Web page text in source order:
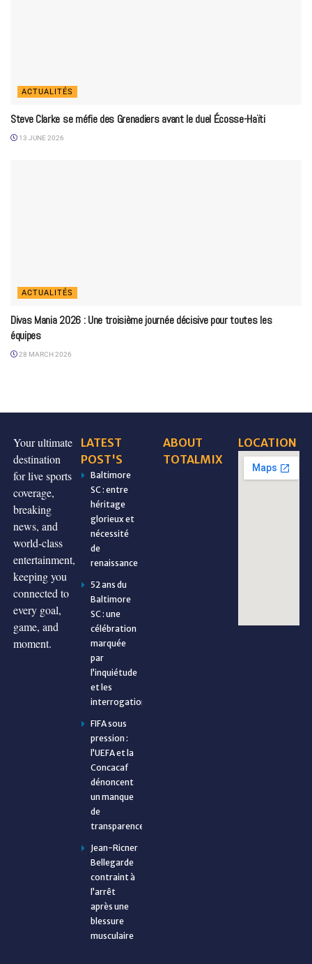
ACTUALITÉS
Steve Clarke se méfie des Grenadiers avant le duel Écosse-Haïti
13 JUNE 2026
ACTUALITÉS
Divas Mania 2026 : Une troisième journée décisive pour toutes les
équipes
28 MARCH 2026
Your ultimate
destination
for live sports
coverage,
breaking
news, and
world-class
entertainment,
keeping you
connected to
every goal,
game, and
moment.
LATEST
POST'S
Baltimore
SC : entre
héritage
glorieux et
nécessité
de
renaissance
52 ans du
Baltimore
SC : une
célébration
marquée
par
l’inquiétude
et les
interrogations
FIFA sous
pression :
l’UEFA et la
Concacaf
dénoncent
un manque
de
transparence
Jean-Ricner
Bellegarde
contraint à
l’arrêt
après une
blessure
musculaire
ABOUT
TOTALMIX
LOCATION